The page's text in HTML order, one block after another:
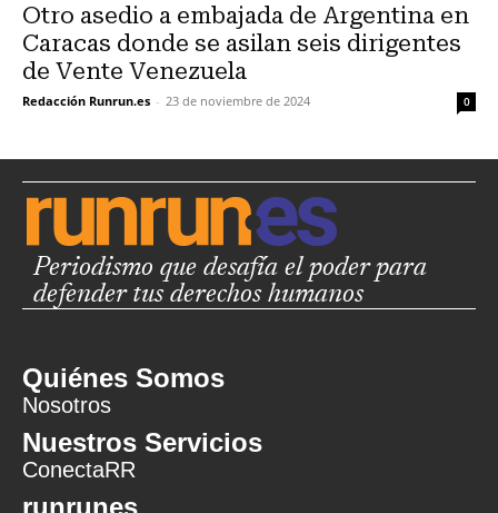
Otro asedio a embajada de Argentina en
Caracas donde se asilan seis dirigentes
de Vente Venezuela
Redacción Runrun.es - 23 de noviembre de 2024 0
Periodismo que desafía el poder para
defender tus derechos humanos
Quiénes Somos
Nosotros
Nuestros Servicios
ConectaRR
runrunes